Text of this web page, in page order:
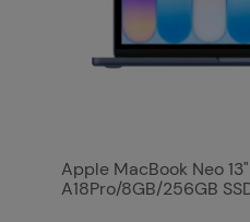
Apple MacBook Neo
A18Pro/8GB/256GB